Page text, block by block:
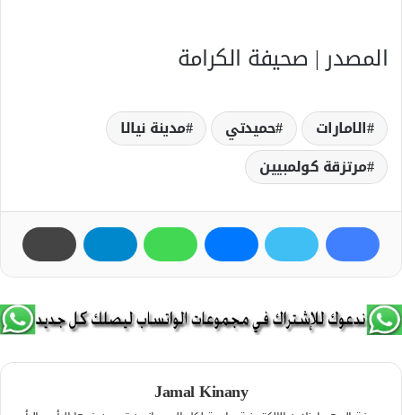
المصدر | صحيفة الكرامة
الامارات حميدتي
مدينة نيالا
مرتزقة كولمبيين
Jamal Kinany